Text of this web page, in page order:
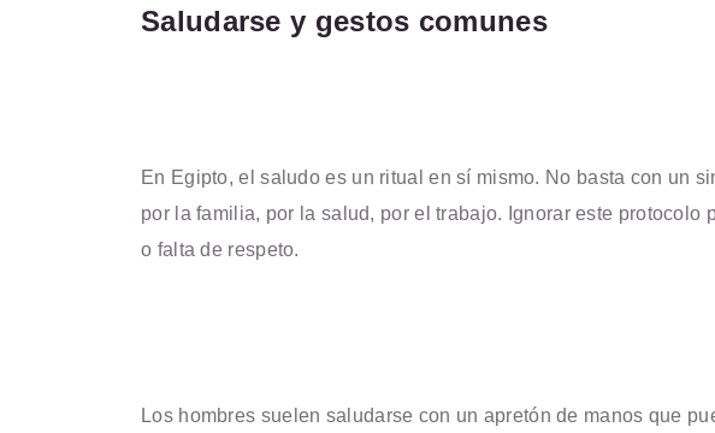
Saludarse y gestos comunes
En Egipto, el saludo es un ritual en sí mismo. No basta con un
por la familia, por la salud, por el trabajo. Ignorar este protocolo
o falta de respeto.
Los hombres suelen saludarse con un apretón de manos que